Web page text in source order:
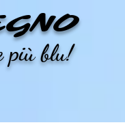
più blu!